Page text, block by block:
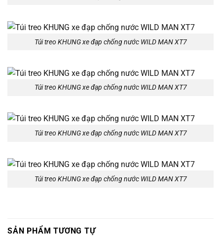
Túi treo KHUNG xe đạp chống nước WILD MAN XT7
Túi treo KHUNG xe đạp chống nước WILD MAN XT7
Túi treo KHUNG xe đạp chống nước WILD MAN XT7
Túi treo KHUNG xe đạp chống nước WILD MAN XT7
SẢN PHẨM TƯƠNG TỰ